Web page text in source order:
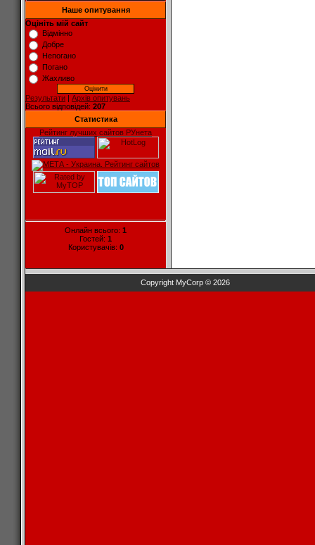
Наше опитування
Оцініть мій сайт
Відмінно
Добре
Непогано
Погано
Жахливо
Результати | Архів опитувань
Всього відповідей: 207
Статистика
Рейтинг лучших сайтов РУнета
Онлайн всього: 1
Гостей: 1
Користувачів: 0
Copyright MyCorp © 2026